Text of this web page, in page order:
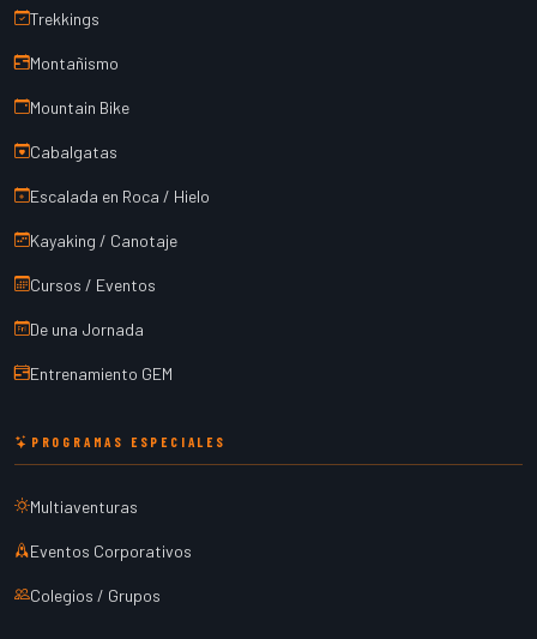
Trekkings
Montañismo
Mountain Bike
Cabalgatas
Escalada en Roca / Hielo
Kayaking / Canotaje
Cursos / Eventos
De una Jornada
Entrenamiento GEM
PROGRAMAS ESPECIALES
Multiaventuras
Eventos Corporativos
Colegios / Grupos